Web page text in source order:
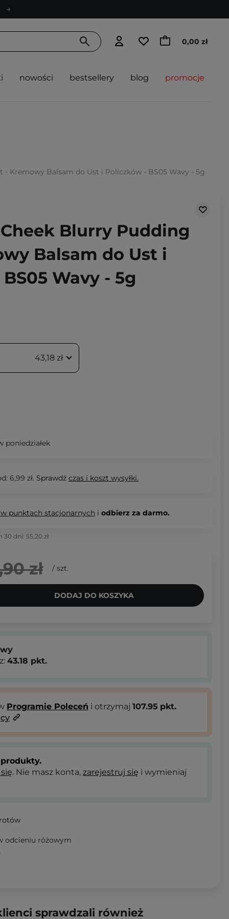
0,00 zł
nowości bestsellery blog promocje
- Kremowy Balsam do Ust i Policzków - BS05 Wavy - 5g
Blurry Pudding
Balsam do Ust i
Wavy - 5g
43,18 zł
poniedziałek
6,99 zł. Sprawdź czas i koszt wysyłki.
punktach stacjonarnych i odbierz za darmo.
30 dni: 55,20 zł
zł / szt.
DODAJ DO KOSZYKA
43.18 pkt.
Programie Poleceń i otrzymaj 107.95 pkt.
. Nie masz konta, zarejestruj się i wymieniaj
odcieniu różowym
sprawdzali również